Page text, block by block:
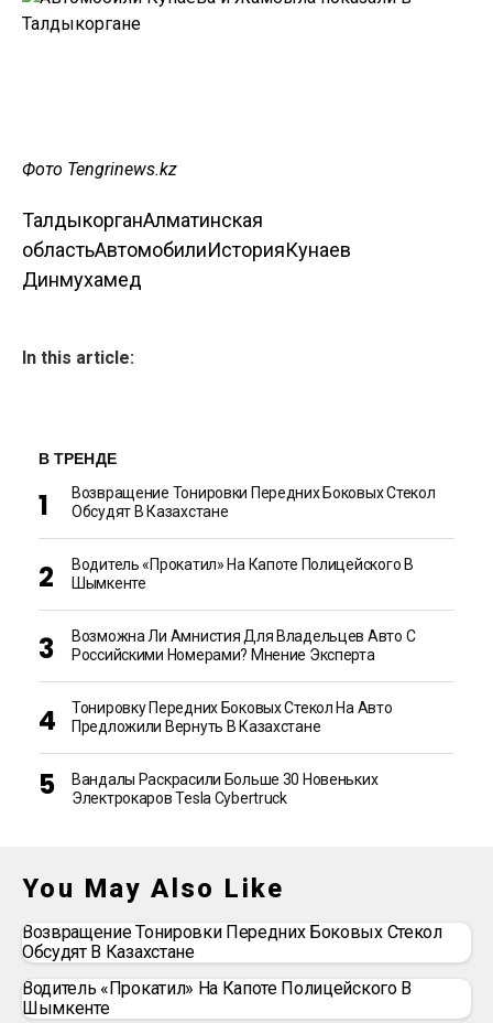
Фото Tengrinews.kz
ТалдыкорганАлматинская
областьАвтомобилиИсторияКунаев
Динмухамед
In this article:
В ТРЕНДЕ
Возвращение Тонировки Передних Боковых Стекол
Обсудят В Казахстане
Водитель «прокатил» На Капоте Полицейского В
Шымкенте
Возможна Ли Амнистия Для Владельцев Авто С
Российскими Номерами? Мнение Эксперта
Тонировку Передних Боковых Стекол На Авто
Предложили Вернуть В Казахстане
Вандалы Раскрасили Больше 30 Новеньких
Электрокаров Tesla Cybertruck
You May Also Like
Возвращение Тонировки Передних Боковых Стекол
Обсудят В Казахстане
Водитель «прокатил» На Капоте Полицейского В
Шымкенте